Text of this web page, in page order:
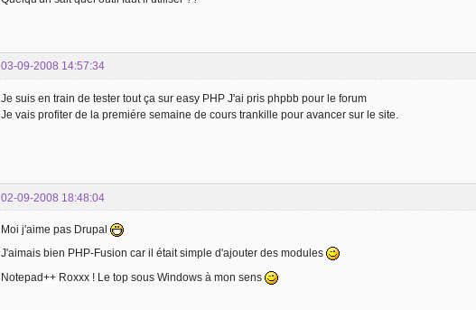
03-09-2008 14:57:34
Je suis en train de tester tout ça sur easy PHP J'ai pris phpbb pour le forum
Je vais profiter de la premiére semaine de cours trankille pour avancer sur le site.
02-09-2008 18:48:04
Moi j'aime pas Drupal
J'aimais bien PHP-Fusion car il était simple d'ajouter des modules
Notepad++ Roxxx ! Le top sous Windows à mon sens